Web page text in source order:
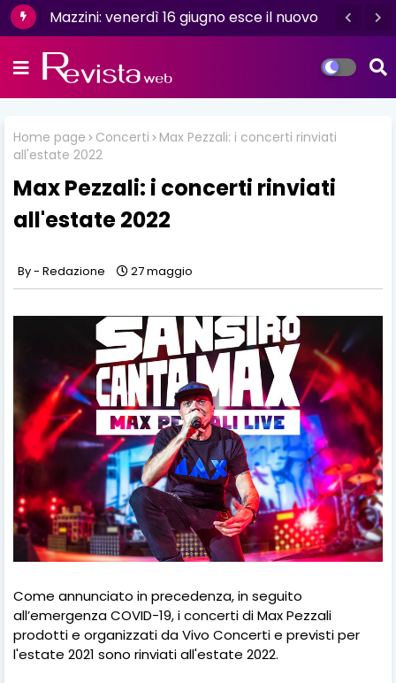
Mazzini: venerdì 16 giugno esce il nuovo
“Mirame” di MDC: un brano che racconta
Home page Concerti
Max Pezzali: i concerti rinviati
all'estate 2022
Max Pezzali: i concerti rinviati
all'estate 2022
Redazione 27 maggio
Come annunciato in precedenza, in seguito
all’emergenza COVID-19, i concerti di Max Pezzali
prodotti e organizzati da Vivo Concerti e previsti per
l'estate 2021 sono rinviati all'estate 2022.